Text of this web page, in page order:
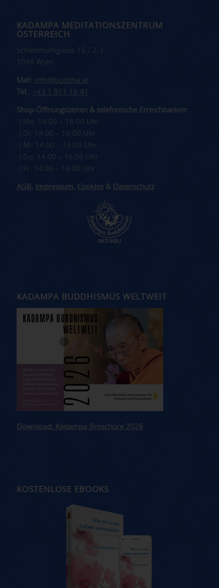
KADAMPA MEDITATIONSZENTRUM
ÖSTERREICH
Schleifmühlgasse 15 / 2-3
1040 Wien
Mail: info@buddha.at
Tel.: +43 1 911 18 41
Shop-Öffnungszeiten & telefonische Erreichbarkeit:
-) Mo: 14:00 – 16:00 Uhr
-) Di: 14:00 – 16:00 Uhr
-) Mi: 14:00 – 16:00 Uhr
-) Do: 14:00 – 16:00 Uhr
-) Fr: 14:00 – 16:00 Uhr
AGB , Impressum, Cookies& Datenschutz
KADAMPA BUDDHISMUS WELTWEIT
Download: Kadampa Broschüre 2026
KOSTENLOSE EBOOKS